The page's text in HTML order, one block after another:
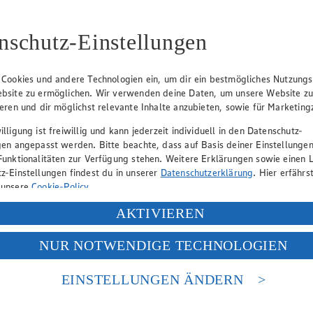
und auch verschiedenes Zubehör. Schließlich
ist, gibt es leider nicht. Die gute Nachricht lautet jedoch:
schmelzen lässt. Allerdings benötigt er zum Schmelzen eine
Einstellungen
und andere Technologien ein, um dir ein bestmögliches
zu ermöglichen. Wir verwenden deine Daten, um unsere Website zu
und dir möglichst relevante Inhalte anzubieten, sowie für
ist freiwillig und kann jederzeit individuell in den Datenschutz-
angepasst werden. Bitte beachte, dass auf Basis deiner
zur Verfügung stehen. Weitere Erklärungen sowie einen
Einstellungen findest du in unserer Datenschutzerklärung. Hier
Cookie-Policy.
deiner personenbezogenen Daten in den USA durch Facebook und
„Aktivieren“ klickst, willigst du im Sinne des Art. 49 Abs. 1 Satz 1 lit.
Daten in den USA verarbeitet werden. Der EuGH sieht die USA als
europäischen Standards nicht angemessenen Datenschutzniveau an. Es
Zugriffs durch US-amerikanische Behörden.
AKTIVIEREN
NUR NOTWENDIGE TECHNOLOGIEN
EINSTELLUNGEN ÄNDERN